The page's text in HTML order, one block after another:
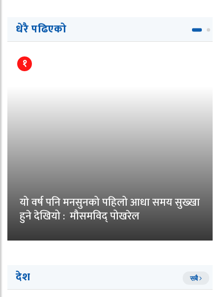
धेरै पढिएको
१
यो वर्ष पनि मनसुनको पहिलो आधा समय सुख्खा
हुने देखियो : मौसमविद् पोखरेल
देश सबै